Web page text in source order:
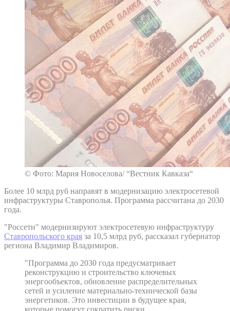
© Фото: Мария Новоселова/ “Вестник Кавказа“
Более 10 млрд руб направят в модернизацию электросетевой
инфраструктуры Ставрополья. Программа рассчитана до 2030
года.
"Россети" модернизируют электросетевую инфраструктуру
Ставропольского края за 10,5 млрд руб, рассказал губернатор
региона Владимир Владимиров.
"Программа до 2030 года предусматривает
реконструкцию и строительство ключевых
энергообъектов, обновление распределительных
сетей и усиление материально-технической базы
энергетиков. Это инвестиции в будущее края,
которые помогут сократить риски